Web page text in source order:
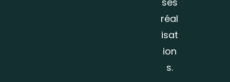
réal
isat
ion
s.